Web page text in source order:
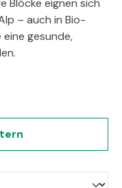
Blöcke eignen sich
– auch in Bio-
gesunde,